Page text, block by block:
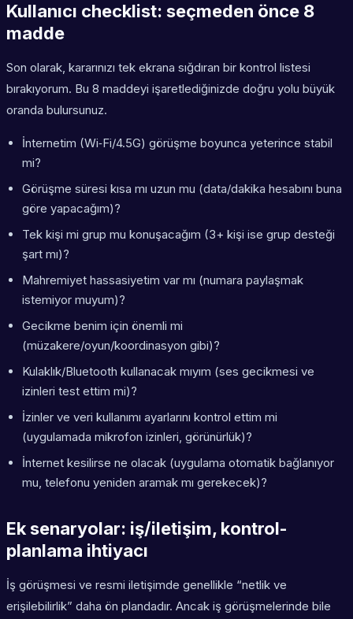
Kullanıcı checklist: seçmeden önce 8
madde
Son olarak, kararınızı tek ekrana sığdıran bir kontrol listesi
bırakıyorum. Bu 8 maddeyi işaretlediğinizde doğru yolu büyük
oranda bulursunuz.
İnternetim (Wi‑Fi/4.5G) görüşme boyunca yeterince stabil
mi?
Görüşme süresi kısa mı uzun mu (data/dakika hesabını buna
göre yapacağım)?
Tek kişi mi grup mu konuşacağım (3+ kişi ise grup desteği
şart mı)?
Mahremiyet hassasiyetim var mı (numara paylaşmak
istemiyor muyum)?
Gecikme benim için önemli mi
(müzakere/oyun/koordinasyon gibi)?
Kulaklık/Bluetooth kullanacak mıyım (ses gecikmesi ve
izinleri test ettim mi)?
İzinler ve veri kullanımı ayarlarını kontrol ettim mi
(uygulamada mikrofon izinleri, görünürlük)?
İnternet kesilirse ne olacak (uygulama otomatik bağlanıyor
mu, telefonu yeniden aramak mı gerekecek)?
Ek senaryolar: iş/iletişim, kontrol-
planlama ihtiyacı
İş görüşmesi ve resmi iletişimde genellikle “netlik ve
erişilebilirlik” daha ön plandadır. Ancak iş görüşmelerinde bile